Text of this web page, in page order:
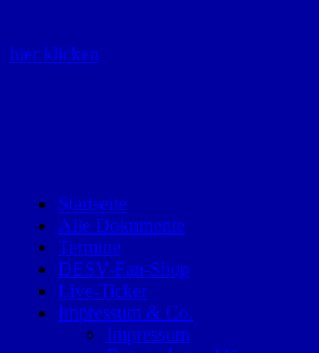
hier klicken
Startseite
Alle Dokumente
Termine
DESV-Fan-Shop
Live-Ticker
Impressum & Co.
Impressum